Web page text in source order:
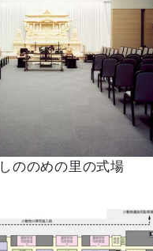
しののめの里の式場